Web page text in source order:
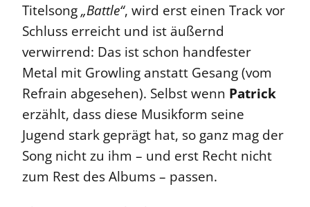
Titelsong„Battle“, wird erst einen Track vor
Schluss erreicht und ist äußernd
verwirrend: Das ist schon handfester
Metal mit Growling anstatt Gesang (vom
Refrain abgesehen). Selbst wenn Patrick
erzählt, dass diese Musikform seine
Jugend stark geprägt hat, so ganz mag der
Song nicht zu ihm – und erst Recht nicht
zum Rest des Albums – passen.